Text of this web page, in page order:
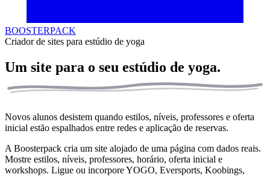
BOOSTERPACK
Criador de sites para estúdio de yoga
Um site para o seu estúdio de yoga.
Novos alunos desistem quando estilos, níveis, professores e oferta
inicial estão espalhados entre redes e aplicação de reservas.
A Boosterpack cria um site alojado de uma página com dados reais.
Mostre estilos, níveis, professores, horário, oferta inicial e
workshops. Ligue ou incorpore YOGO, Eversports, Koobings,